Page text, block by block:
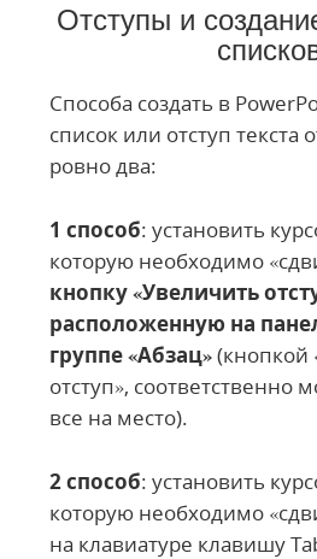
Отступы и
Способа создать в
список или отступ текста
ровно два:
1 способ: установить
которую необходимо
кнопку «Увеличить
расположенную на
группе «Абзац»(кнопкой
отступ», соответственно
все на место).
2 способ: установить
которую необходимо
на клавиатуре клавишу